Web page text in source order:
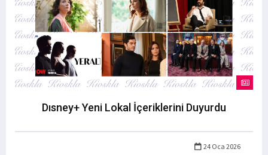
Dısney+ Yeni Lokal İçeriklerini Duyurdu
24 Oca 2026